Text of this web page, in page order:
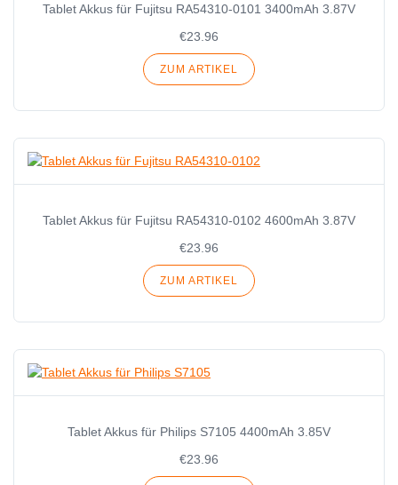
Tablet Akkus für Fujitsu RA54310-0101 3400mAh 3.87V
€23.96
ZUM ARTIKEL
Tablet Akkus für Fujitsu RA54310-0102 4600mAh 3.87V
€23.96
ZUM ARTIKEL
Tablet Akkus für Philips S7105 4400mAh 3.85V
€23.96